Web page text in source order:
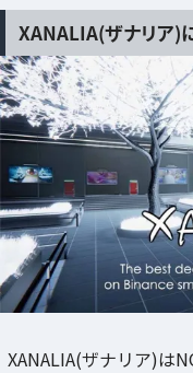
XANALIA(ザナリア)
XANALIA(ザナリア)は